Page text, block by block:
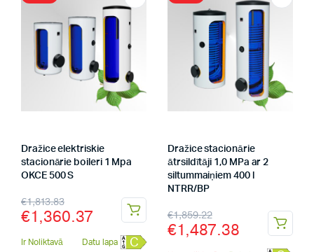
Dražice elektriskie
stacionārie boileri 1 Mpa
OKCE 500 S
€1,813.83
€1,360.37
Ir Noliktavā Datu lapa C
Dražice stacionārie
ātrsildītāji 1,0 MPa ar 2
siltummaiņiem 400 l
NTRR/BP
€1,859.22
€1,487.38